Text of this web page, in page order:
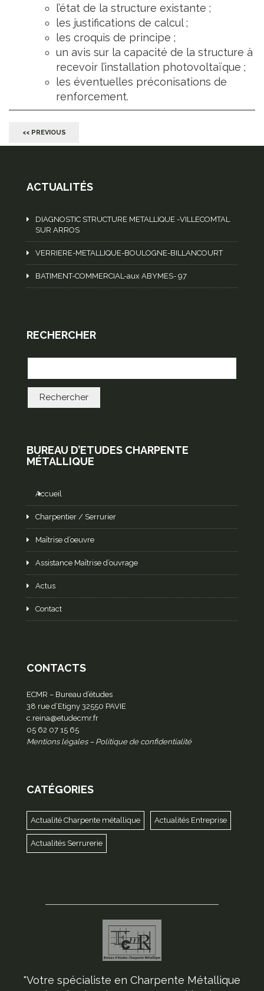
l’état de la structure existante ;
les justifications de calcul ;
les croquis de principe ;
un avis sur la capacité de la structure à
recevoir l’installation photovoltaïque ;
les éventuelles préconisations de
renforcement.
<< PREVIOUS
ACTUALITÉS
DIAGNOSTIC STRUCTURE METALLIQUE -VILLECOMTAL
SUR ARROS
VERRIERE-METALLIQUE-BOULOGNE-BILLANCOURT
BATIMENT-COMMERCIAL-aux ABYMES- 97
RECHERCHER
BUREAU D’ETUDES CHARPENTE
MÉTALLIQUE
Accueil
Charpentier / Serrurier
Maîtrise d’oeuvre
Assistance Maîtrise d’ouvrage
Actus
Contact
CONTACTS
ECMR – Bureau d’études
38 rue d’Etigny 32550 PAVIE
c.reina@etudecmr.fr
05 62 07 15 65
Mentions légales– Politique de confidentialité
CATÉGORIES
Actualité Charpente métallique Actualités Entreprise
Actualités Serrurerie
"Votre spécialiste en Charpente Métallique